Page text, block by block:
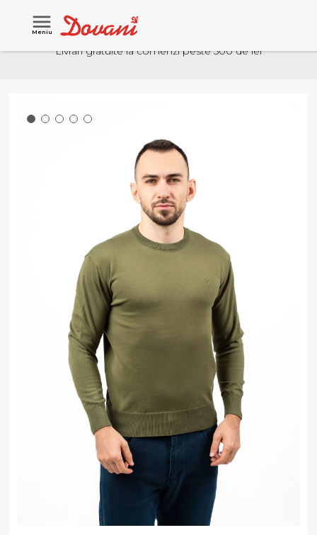
Meniu
Livrari gratuite la comenzi peste 500 de lei